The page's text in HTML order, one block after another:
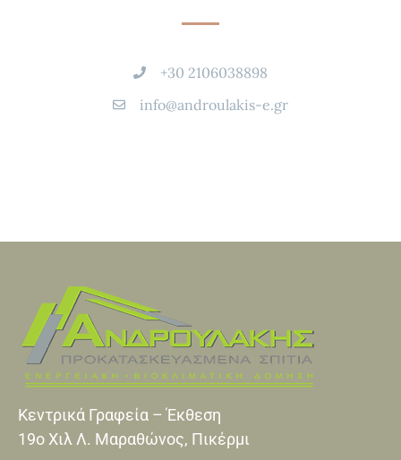
+30 2106038898
info@androulakis-e.gr
Κεντρικά Γραφεία – Έκθεση
19o Xιλ Λ. Μαραθώνος, Πικέρμι